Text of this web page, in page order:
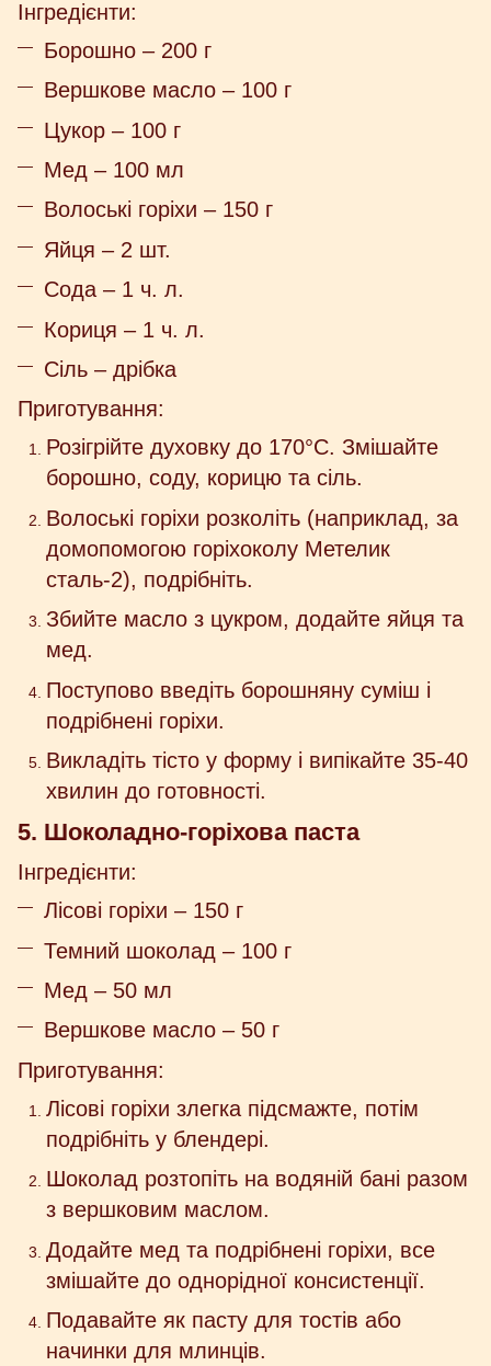
Інгредієнти:
Борошно – 200 г
Вершкове масло – 100 г
Цукор – 100 г
Мед – 100 мл
Волоські горіхи – 150 г
Яйця – 2 шт.
Сода – 1 ч. л.
Кориця – 1 ч. л.
Сіль – дрібка
Приготування:
Розігрійте духовку до 170°C. Змішайте
борошно, соду, корицю та сіль.
Волоські горіхи розколіть (наприклад, за
домопомогою горіхоколу Метелик
сталь-2), подрібніть.
Збийте масло з цукром, додайте яйця та
мед.
Поступово введіть борошняну суміш і
подрібнені горіхи.
Викладіть тісто у форму і випікайте 35-40
хвилин до готовності.
5. Шоколадно-горіхова паста
Інгредієнти:
Лісові горіхи – 150 г
Темний шоколад – 100 г
Мед – 50 мл
Вершкове масло – 50 г
Приготування:
Лісові горіхи злегка підсмажте, потім
подрібніть у блендері.
Шоколад розтопіть на водяній бані разом
з вершковим маслом.
Додайте мед та подрібнені горіхи, все
змішайте до однорідної консистенції.
Подавайте як пасту для тостів або
начинки для млинців.